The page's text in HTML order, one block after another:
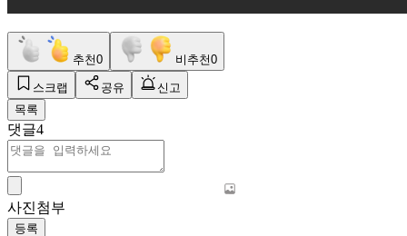
추천0 비추천0
스크랩 공유
신고
목록
댓글4
사진첨부
등록